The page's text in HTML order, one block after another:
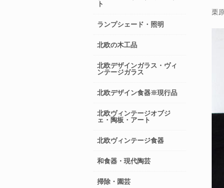
栗
ト
ランプシェード・照明
北欧の木工品
北欧デザインガラス・ヴィ
ンテージガラス
北欧デザイン食器※現行品
北欧ヴィンテージオブジ
ェ・陶板・アート
北欧ヴィンテージ食器
和食器・現代陶芸
掃除・園芸